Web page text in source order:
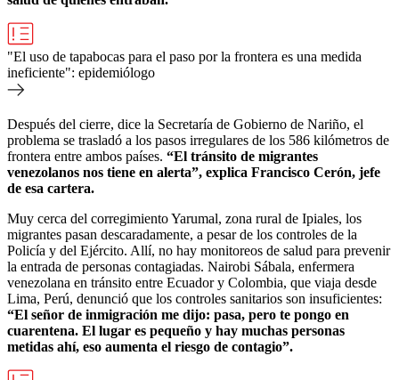
"El uso de tapabocas para el paso por la frontera es una medida
ineficiente": epidemiólogo
Después del cierre, dice la Secretaría de Gobierno de Nariño, el
problema se trasladó a los pasos irregulares de los 586 kilómetros de
frontera entre ambos países. “El tránsito de migrantes
venezolanos nos tiene en alerta”, explica Francisco Cerón, jefe
de esa cartera.
Muy cerca del corregimiento Yarumal, zona rural de Ipiales, los
migrantes pasan descaradamente, a pesar de los controles de la
Policía y del Ejército. Allí, no hay monitoreos de salud para prevenir
la entrada de personas contagiadas. Nairobi Sábala, enfermera
venezolana en tránsito entre Ecuador y Colombia, que viaja desde
Lima, Perú, denunció que los controles sanitarios son insuficientes:
“El señor de inmigración me dijo: pasa, pero te pongo en
cuarentena. El lugar es pequeño y hay muchas personas
metidas ahí, eso aumenta el riesgo de contagio”.